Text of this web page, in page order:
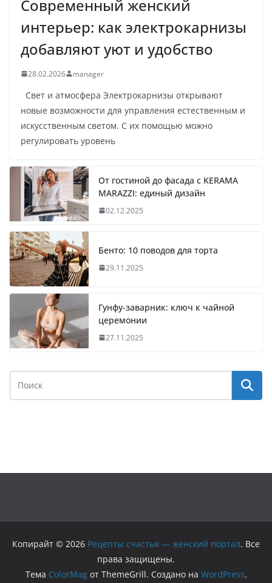
Современный женский
интерьер: как электрокарнизы
добавляют уют и удобство
28.02.2026 manager
Свет и атмосфера Электрокарнизы открывают
новые возможности для управления естественным и
искусственным светом. С их помощью можно
регулировать уровень
От гостиной до фасада с KERAMA
MARAZZI: единый дизайн
02.12.2025
Бенто: 10 поводов для торта
29.11.2025
Гунфу-заварник: ключ к чайной
церемонии
27.11.2025
Копирайт © 2026 Рецепты счастья — женский портал. Все
права защищены.
Тема ColorMagот ThemeGrill. Создано на WordPress.